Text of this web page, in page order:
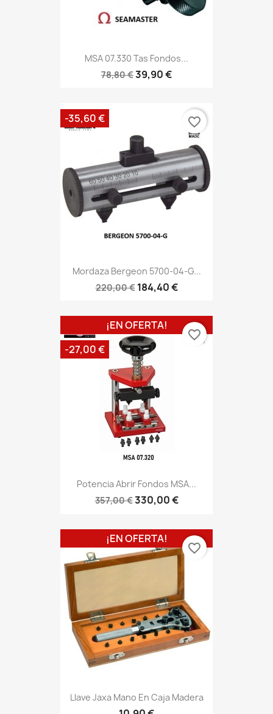
MSA 07.330 Tas Fondos...
78,80 €39,90 €
Mordaza Bergeon 5700-04-G...
220,00 € 184,40 €
-35,60 € favorite_border
Potencia Abrir Fondos MSA...
357,00 €330,00 €
¡EN OFERTA!
-27,00 €
favorite_border
Llave Jaxa Mano En Caja Madera
¡EN OFERTA!
favorite_border